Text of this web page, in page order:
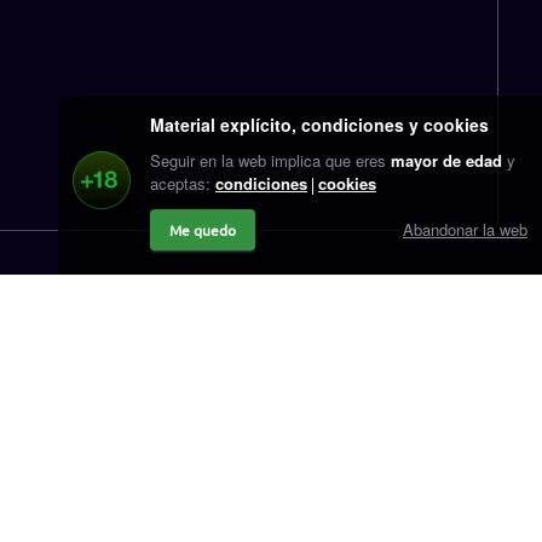
Material explícito, condiciones y cookies
Seguir en la web implica que eres mayor de edad y
aceptas: condiciones cookies
Me quedo Abandonar la web